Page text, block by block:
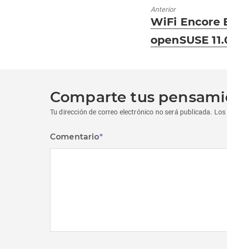
Anterior
Entrada
anterior:
WiFi Encore
openSUSE
Comparte tus
Tu dirección de correo electrónico no será publicada.
Comentario*